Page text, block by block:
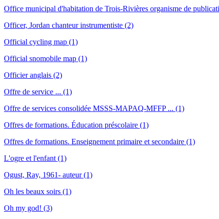
Office municipal d'habitation de Trois-Rivières organisme de
Officer, Jordan chanteur instrumentiste (2)
Official cycling map (1)
Official snomobile map (1)
Officier anglais (2)
Offre de service ... (1)
Offre de services consolidée MSSS-MAPAQ-MFFP ... (1)
Offres de formations. Éducation préscolaire (1)
Offres de formations. Enseignement primaire et secondaire (1)
L'ogre et l'enfant (1)
Ogust, Ray, 1961- auteur (1)
Oh les beaux soirs (1)
Oh my god! (3)